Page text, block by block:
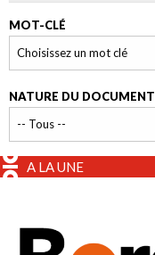
MOT-CLÉ
NATURE DU DOCUMENT
A LA UNE